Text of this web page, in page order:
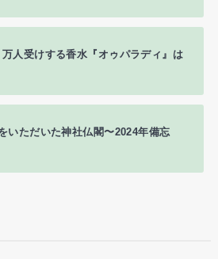
万人受けする香水『オゥパラディ』は
いただいた神社仏閣〜2024年備忘